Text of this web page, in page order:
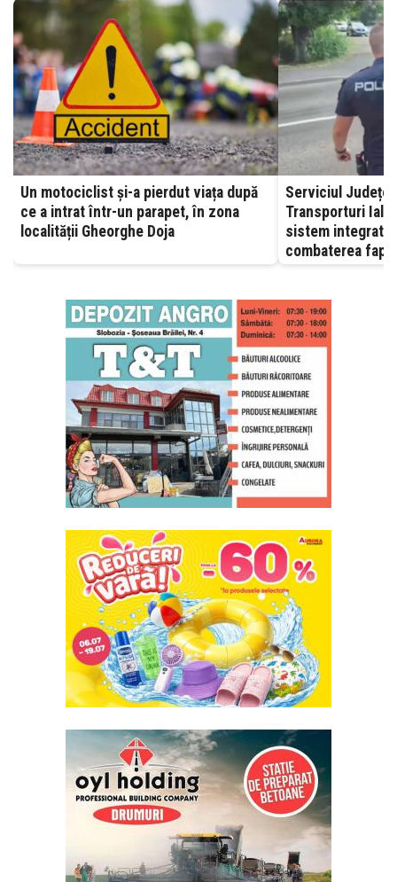
Un motociclist și-a pierdut viața după
ce a intrat într-un parapet, în zona
localității Gheorghe Doja
Serviciul
Transporturi Ialomița –
sistem integrat,
combaterea